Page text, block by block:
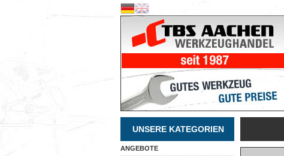
UNSERE KATEGORIEN
ANGEBOTE